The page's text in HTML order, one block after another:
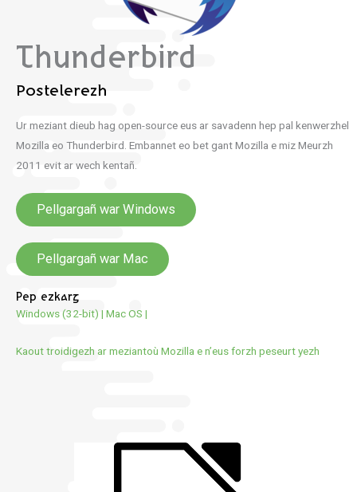
Thunderbird
Postelerezh
Ur meziant dieub hag open-source eus ar savadenn hep pal kenwerzhel
Mozilla eo Thunderbird. Embannet eo bet gant Mozilla e miz Meurzh
2011 evit ar wech kentañ.
Pellgargañ war Windows
Pellgargañ war Mac
Pep ezkarg
Windows (32-bit) | Mac OS |
Kaout troidigezh ar meziantoù Mozilla e n’eus forzh peseurt yezh